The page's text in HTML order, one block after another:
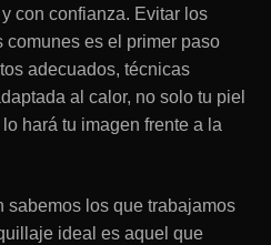
con confianza. Evitar los
es el primer paso
adecuados, técnicas
al calor, no solo tu piel
hará tu imagen frente a la
sabemos los que trabajamos
ideal es aquel que